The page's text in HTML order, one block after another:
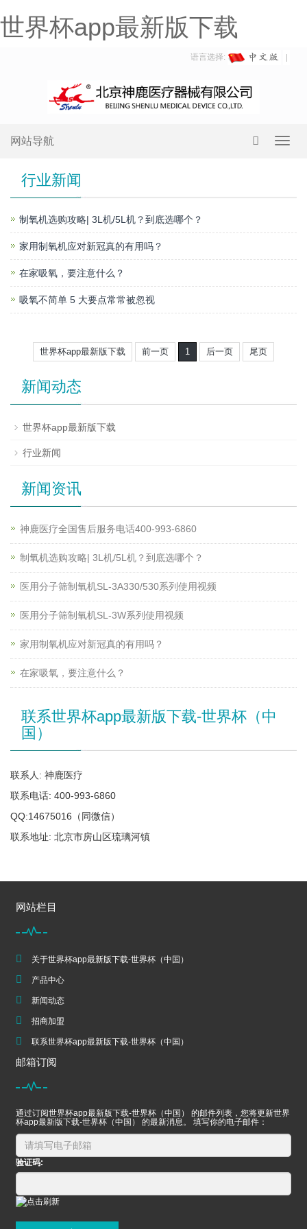
世界杯app最新版下载
语言选择:
网站导航
行业新闻
制氧机选购攻略| 3L机/5L机？到底选哪个？
家用制氧机应对新冠真的有用吗？
在家吸氧，要注意什么？
吸氧不简单 5 大要点常常被忽视
世界杯app最新版下载 前一页 1 后一页 尾页
新闻动态
世界杯app最新版下载
行业新闻
新闻资讯
神鹿医疗全国售后服务电话400-993-6860
制氧机选购攻略| 3L机/5L机？到底选哪个？
医用分子筛制氧机SL-3A330/530系列使用视频
医用分子筛制氧机SL-3W系列使用视频
家用制氧机应对新冠真的有用吗？
在家吸氧，要注意什么？
联系世界杯app最新版下载-世界杯（中
国）
联系人: 神鹿医疗
联系电话: 400-993-6860
QQ:14675016（同微信）
联系地址: 北京市房山区琉璃河镇
网站栏目
关于世界杯app最新版下载-世界杯（中国）
产品中心
新闻动态
招商加盟
联系世界杯app最新版下载-世界杯（中国）
邮箱订阅
通过订阅世界杯app最新版下载-世界杯（中国） 的邮件列表，您将更新世界
杯app最新版下载-世界杯（中国） 的最新消息。 填写你的电子邮件：
验证码: